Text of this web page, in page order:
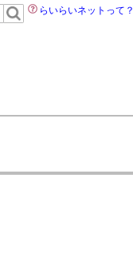
らいらいネットって？